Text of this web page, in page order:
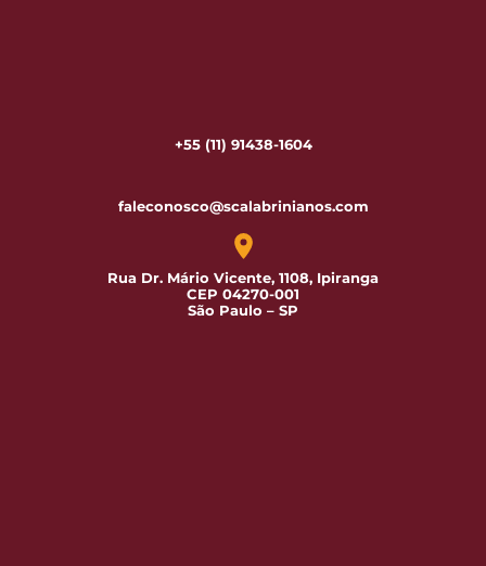
+55 (11) 91438-1604
faleconosco@scalabrinianos.com
Rua Dr. Mário Vicente, 1108, Ipiranga
CEP 04270-001
São Paulo – SP